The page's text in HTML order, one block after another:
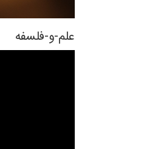
علم-و-فلسفه